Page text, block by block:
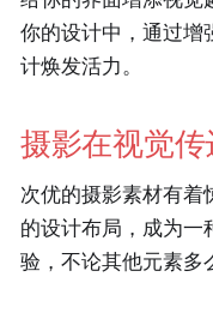
你的设计中，通过增
计焕发活力。
摄影在视觉
次优的摄影素材有着
的设计布局，成为一
验，不论其他元素多